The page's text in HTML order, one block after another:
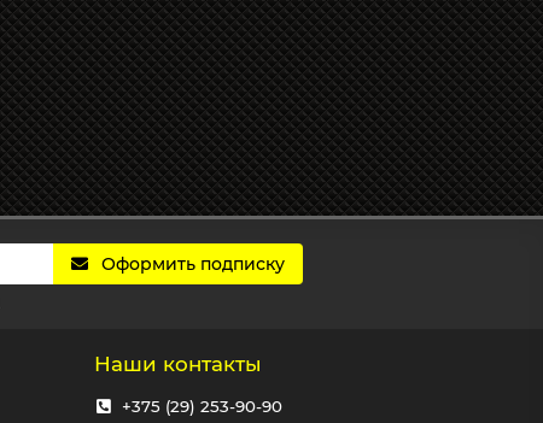
Оформить подписку
Наши контакты
+375 (29) 253-90-90